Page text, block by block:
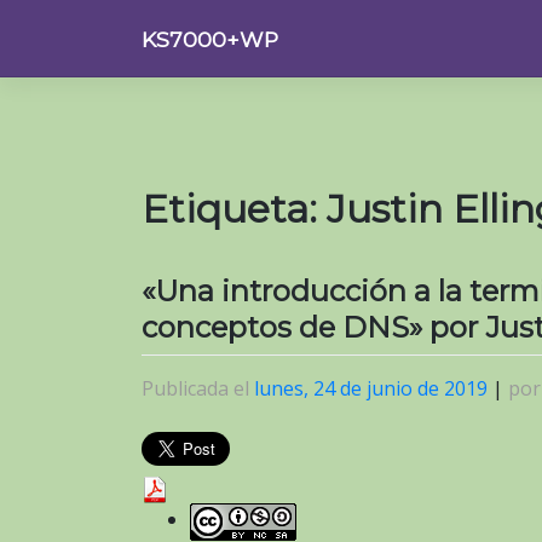
contenido
KS7000+WP
Etiqueta: Justin
«Una introducción a la
conceptos de DNS» por
Publicada el lunes, 24 de junio de 2019 | por